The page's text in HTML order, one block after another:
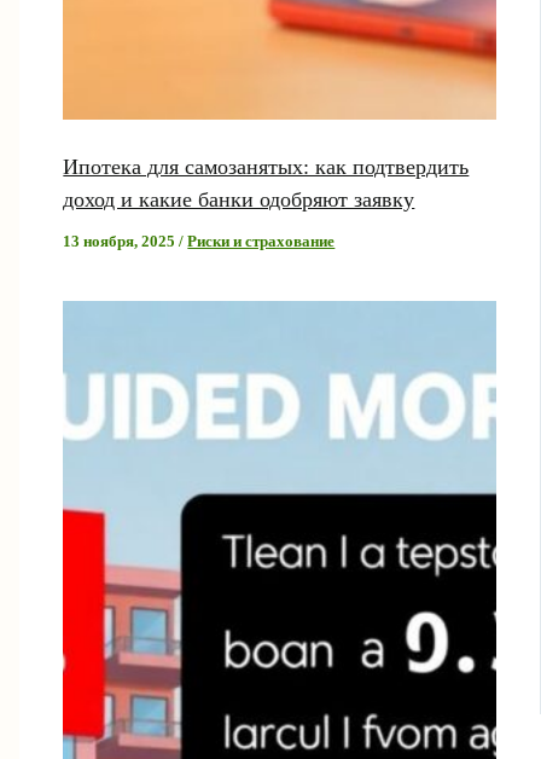
Ипотека для самозанятых: как подтвердить
доход и какие банки одобряют заявку
13 ноября, 2025/Риски и страхование